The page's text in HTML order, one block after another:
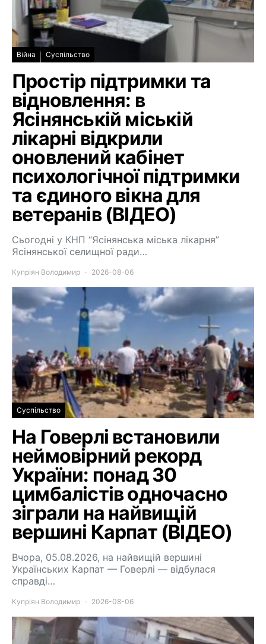
Війна Суспільство
Простір підтримки та
відновлення: в
Ясінянській міській
лікарні відкрили
оновлений кабінет
психологічної підтримки
та єдиного вікна для
ветеранів (ВІДЕО)
Сьогодні у КНП “Ясінянська міська лікарня”
Ясінянської селищної ради…
Купріян Володимир 2026-08-06
Суспільство
На Говерлі встановили
неймовірний рекорд
України: понад 30
цимбалістів одночасно
зіграли на найвищій
вершині Карпат (ВІДЕО)
Вчора, 05.08.2026, на найвищій вершині
Українських Карпат — Говерлі — відбулася
справді…
Купріян Володимир 2026-08-06